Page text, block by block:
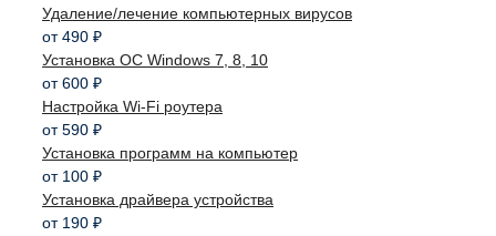
Удаление/лечение компьютерных вирусов
от 490 ₽
Установка ОС Windows 7, 8, 10
от 600 ₽
Настройка Wi-Fi роутера
от 590 ₽
Установка программ на компьютер
от 100 ₽
Установка драйвера устройства
от 190 ₽